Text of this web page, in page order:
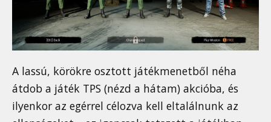
A lassú, körökre osztott játékmenetből néha
átdob a játék TPS (nézd a hátam) akcióba, és
ilyenkor az egérrel célozva kell eltalálnunk az